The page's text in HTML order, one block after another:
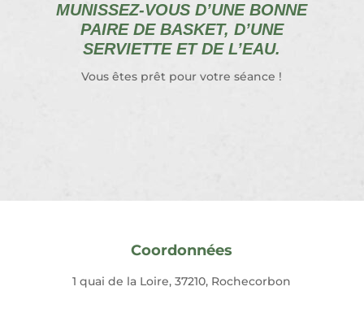
MUNISSEZ-VOUS D’UNE BONNE
PAIRE DE BASKET, D’UNE
SERVIETTE ET DE L’EAU.
Vous êtes prêt pour votre séance !
Coordonnées
1 quai de la Loire, 37210, Rochecorbon